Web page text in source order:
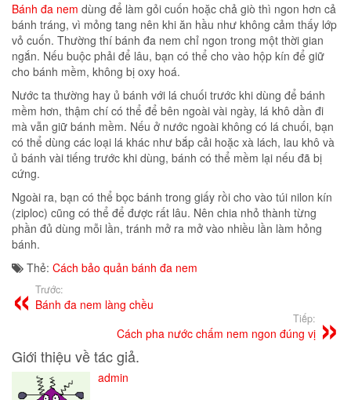
Bánh đa nem dùng để làm gỏi cuốn hoặc chả giò thì ngon hơn cả
bánh tráng, vì mỏng tang nên khi ăn hầu như không cảm thấy lớp
vỏ cuốn. Thường thí bánh đa nem chỉ ngon trong một thời gian
ngắn. Nếu buộc phải để lâu, bạn có thể cho vào hộp kín để giữ
cho bánh mềm, không bị oxy hoá.
Nước ta thường hay ủ bánh với lá chuối trước khi dùng để bánh
mềm hơn, thậm chí có thể để bên ngoài vài ngày, lá khô dần đi
mà vẫn giữ bánh mềm. Nếu ở nước ngoài không có lá chuối, bạn
có thể dùng các loại lá khác như bắp cải hoặc xà lách, lau khô và
ủ bánh vài tiếng trước khi dùng, bánh có thể mềm lại nếu đã bị
cứng.
Ngoài ra, bạn có thể bọc bánh trong giấy rồi cho vào túi nilon kín
(ziploc) cũng có thể để được rất lâu. Nên chia nhỏ thành từng
phần đủ dùng mỗi lần, tránh mở ra mở vào nhiều lần làm hỏng
bánh.
Thẻ: Cách bảo quản bánh đa nem
Trước:
Bánh đa nem làng chều
Tiếp:
Cách pha nước chấm nem ngon đúng vị
Giới thiệu về tác giả.
admin